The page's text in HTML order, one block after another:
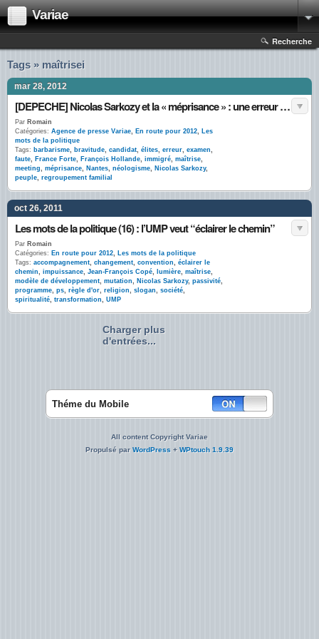
Variae
Recherche
Tags » maîtrisei
mar 28, 2012
[DEPECHE] Nicolas Sarkozy et la « méprisance » : une erreur pédagogique à destination des immigrés
Par Romain
Catégories: Agence de presse Variae, En route pour 2012, Les
mots de la politique
Tags: barbarisme, bravitude, candidat, élites, erreur, examen,
faute, France Forte, François Hollande, immigré, maîtrise,
meeting, méprisance, Nantes, néologisme, Nicolas Sarkozy,
peuple, regroupement familial
oct 26, 2011
Les mots de la politique (16) : l’UMP veut “éclairer le chemin”
Par Romain
Catégories: En route pour 2012, Les mots de la politique
Tags: accompagnement, changement, convention, éclairer le
chemin, impuissance, Jean-François Copé, lumière, maîtrise,
modèle de développement, mutation, Nicolas Sarkozy, passivité,
programme, ps, règle d'or, religion, slogan, société,
spiritualité, transformation, UMP
Charger plus
d'entrées...
Théme du Mobile
All content Copyright Variae
Propulsé parWordPress + WPtouch 1.9.39